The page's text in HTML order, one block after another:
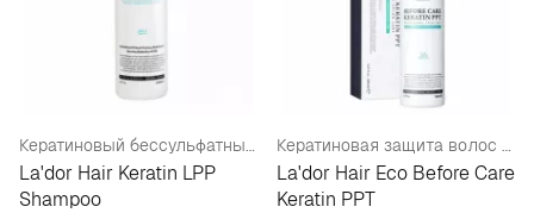
Кератиновый бессульфатный шампунь
La'dor Hair Keratin LPP
Shampoo
Кератиновая защита волос во время окрашивания
La'dor Hair Eco Before Care
Keratin PPT